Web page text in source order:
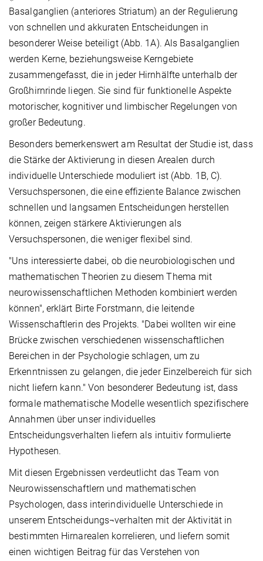
Basalganglien (anteriores Striatum) an der Regulierung
von schnellen und akkuraten Entscheidungen in
besonderer Weise beteiligt (Abb. 1A). Als Basalganglien
werden Kerne, beziehungsweise Kerngebiete
zusammengefasst, die in jeder Hirnhälfte unterhalb der
Großhirnrinde liegen. Sie sind für funktionelle Aspekte
motorischer, kognitiver und limbischer Regelungen von
großer Bedeutung.
Besonders bemerkenswert am Resultat der Studie ist, dass
die Stärke der Aktivierung in diesen Arealen durch
individuelle Unterschiede moduliert ist (Abb. 1B, C).
Versuchspersonen, die eine effiziente Balance zwischen
schnellen und langsamen Entscheidungen herstellen
können, zeigen stärkere Aktivierungen als
Versuchspersonen, die weniger flexibel sind.
"Uns interessierte dabei, ob die neurobiologischen und
mathematischen Theorien zu diesem Thema mit
neurowissenschaftlichen Methoden kombiniert werden
können", erklärt Birte Forstmann, die leitende
Wissenschaftlerin des Projekts. "Dabei wollten wir eine
Brücke zwischen verschiedenen wissenschaftlichen
Bereichen in der Psychologie schlagen, um zu
Erkenntnissen zu gelangen, die jeder Einzelbereich für sich
nicht liefern kann." Von besonderer Bedeutung ist, dass
formale mathematische Modelle wesentlich spezifischere
Annahmen über unser individuelles
Entscheidungsverhalten liefern als intuitiv formulierte
Hypothesen.
Mit diesen Ergebnissen verdeutlicht das Team von
Neurowissenschaftlern und mathematischen
Psychologen, dass interindividuelle Unterschiede in
unserem Entscheidungs¬verhalten mit der Aktivität in
bestimmten Hirnarealen korrelieren, und liefern somit
einen wichtigen Beitrag für das Verstehen von